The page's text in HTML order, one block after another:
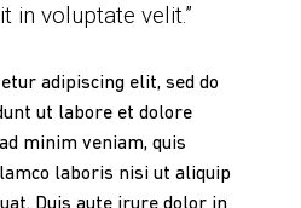
in voluptate velit.”
adipiscing elit, sed do
ut labore et dolore
minim veniam, quis
laboris nisi ut aliquip
Duis aute irure dolor in